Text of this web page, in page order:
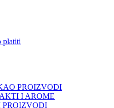
platiti
PROIZVODI
I AROME
PROIZVODI